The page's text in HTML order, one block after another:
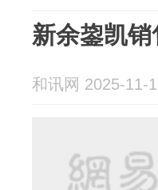
新余鋆凯
和讯网 2025-11-